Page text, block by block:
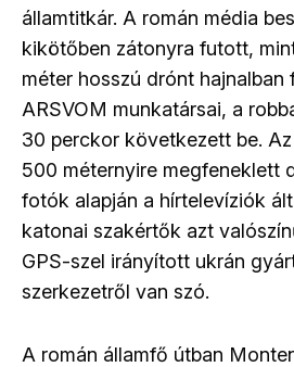
államtitkár. A román média
kikötőben zátonyra futott,
méter hosszú drónt hajnalban
ARSVOM munkatársai, a
30 perckor következett be.
500 méternyire megfeneklett
fotók alapján a hírtelevíziók
katonai szakértők azt
GPS-szel irányított ukrán
szerkezetről van szó.
A román államfő útban